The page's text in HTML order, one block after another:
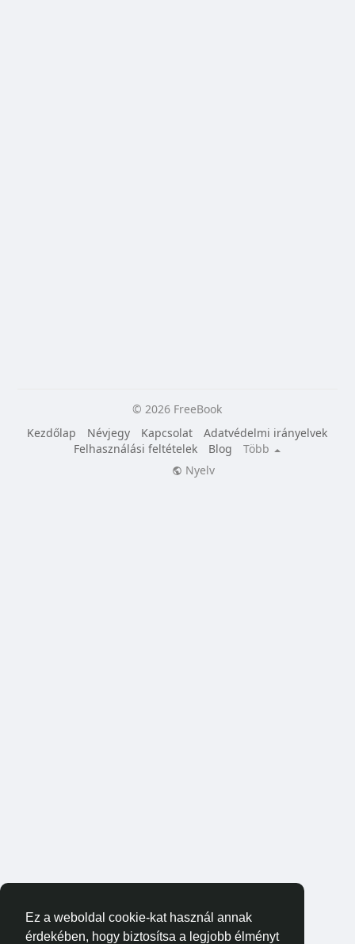
Ez a weboldal cookie-kat használ annak
érdekében, hogy biztosítsa a legjobb élményt
© 2026 FreeBook
Kezdőlap
Névjegy Kapcsolat
Adatvédelmi irányelvek
Felhasználási feltételek
Blog
Több
Nyelv